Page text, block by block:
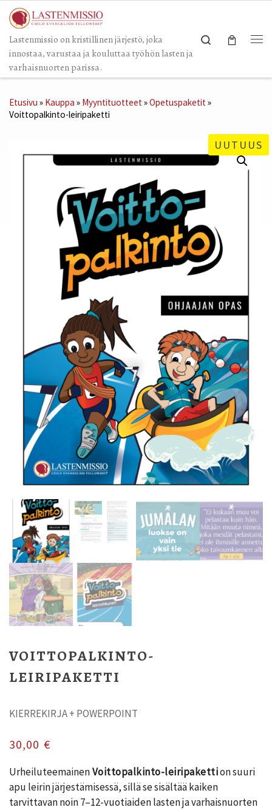
Skip to content
Lastenmissio on kristillinen järjestö, joka
innostaa, varustaa ja kouluttaa työhön lasten ja
varhaisnuorten parissa.
Search
Etusivu » Kauppa » Myyntituotteet»Opetuspaketit»
Voittopalkinto-leiripaketti
UUTUUS
VOITTOPALKINTO-
LEIRIPAKETTI
KIERREKIRJA + POWERPOINT
30,00 €
UrheiluteemainenVoittopalkinto-leiripakettion suuri
apu leirin järjestämisessä, sillä se sisältää kaiken
tarvittavan noin 7–12-vuotiaiden lasten ja varhaisnuorten